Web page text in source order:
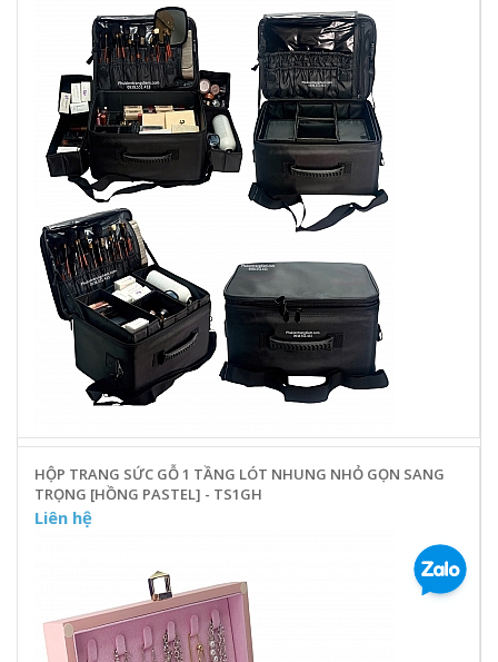
HỘP TRANG SỨC GỖ 1 TẦNG LÓT NHUNG NHỎ GỌN SANG
TRỌNG [HỒNG PASTEL] - TS1GH
Liên hệ